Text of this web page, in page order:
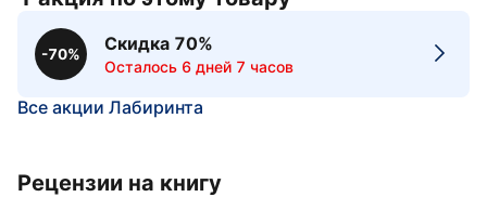
-70%
Скидка 70%
Осталось 6 дней 7 часов
Все акции Лабиринта
Рецензии на книгу